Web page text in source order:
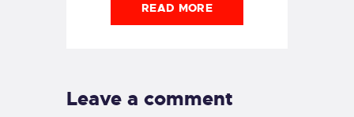
READ MORE
Leave a comment